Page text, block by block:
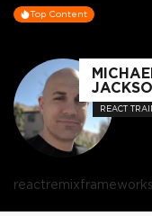
Top Content
REACT
reactremixframeworks